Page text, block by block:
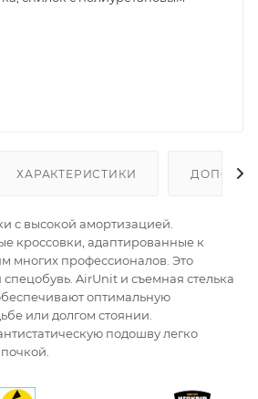
ХАРАКТЕРИСТИКИ
с высокой амортизацией.
кроссовки, адаптированные к
многих профессионалов. Это
AirUnit и съемная стелька
оптимальную
или долгом стоянии.
подошву легко